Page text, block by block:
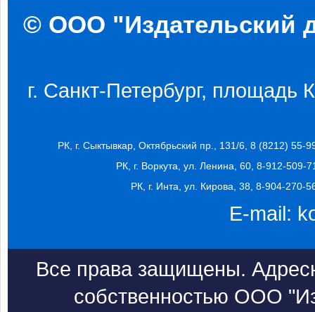
© ООО "Издательский
г. Санкт-Петербург, площадь
РК, г. Сыктывкар, Октябрьский пр., 131/6, 8 (8212) 55-
РК, г. Воркута, ул. Ленина, 60, 8-912-509-
РК, г. Инта, ул. Кирова, 38, 8-904-270-
E-mail:
Все права защищены.
собственностью ООО